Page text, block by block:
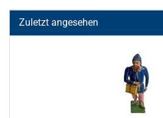
Zuletzt angesehen